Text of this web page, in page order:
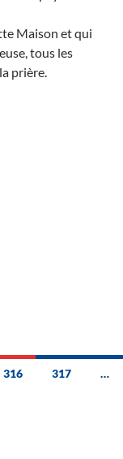
Maison et qui
tous les
prière.
316 317 …